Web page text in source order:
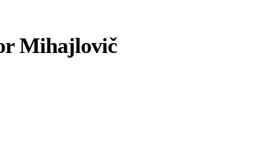
Mihajlovič